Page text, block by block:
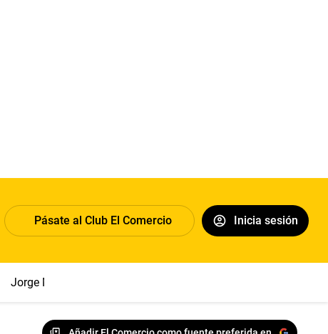
Pásate al Club El Comercio Inicia sesión
Jorge Messi